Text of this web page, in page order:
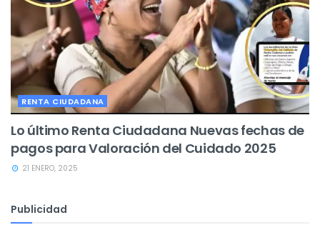
RENTA CIUDADANA
Lo último Renta Ciudadana Nuevas fechas de
pagos para Valoración del Cuidado 2025
21 ENERO, 2025
Publicidad